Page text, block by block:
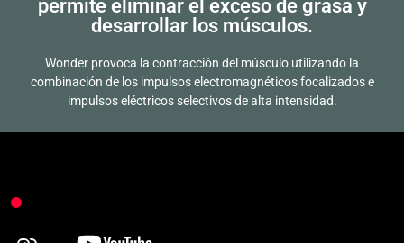
permite eliminar el exceso de grasa y
desarrollar los músculos.
Wonder provoca la contracción del músculo utilizando la
combinación de los impulsos electromagnéticos focalizados e
impulsos eléctricos selectivos de alta intensidad.